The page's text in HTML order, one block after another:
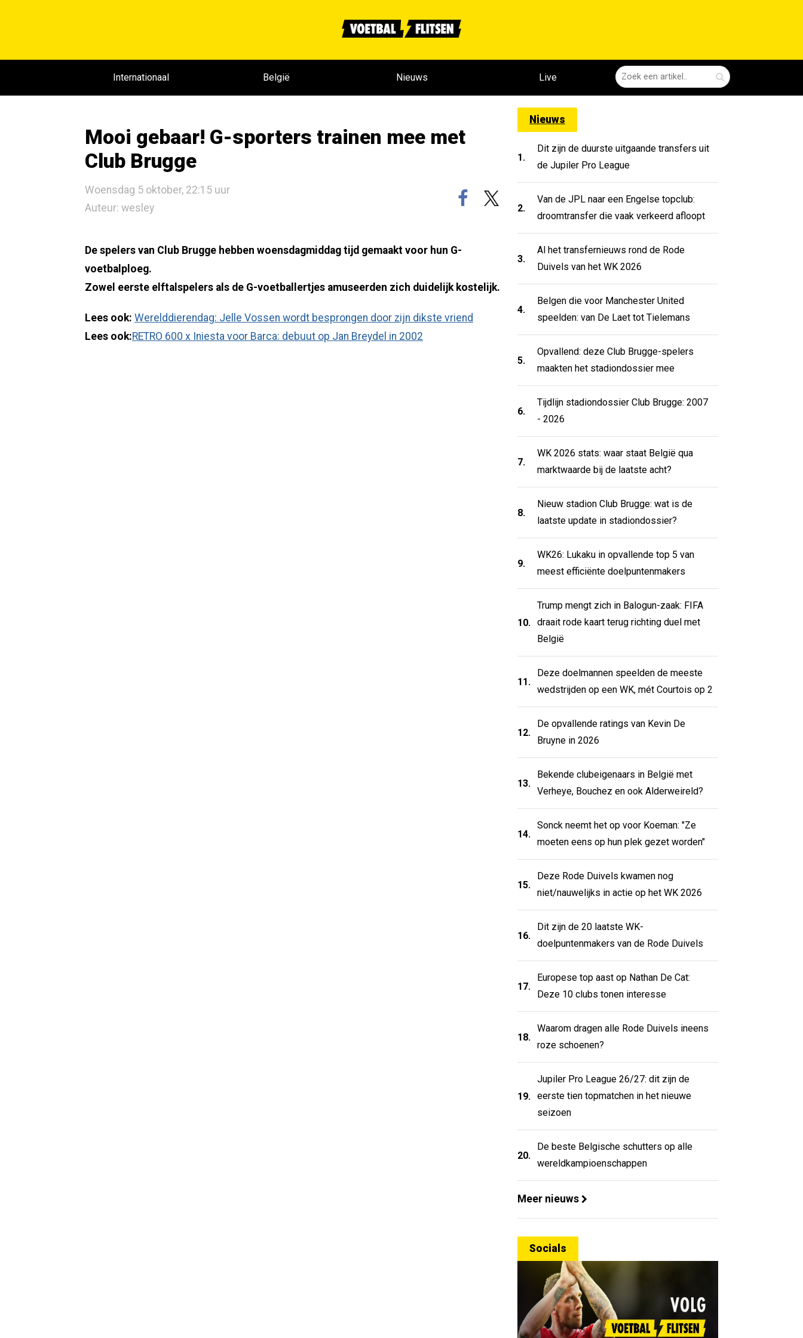
Internationaal België Nieuws Live
Mooi gebaar! G-sporters trainen mee met
Club Brugge
Woensdag 5 oktober, 22:15 uur
Auteur: wesley
De spelers van Club Brugge hebben woensdagmiddag tijd gemaakt voor hun G-
voetbalploeg.
Zowel eerste elftalspelers als de G-voetballertjes amuseerden zich duidelijk kostelijk.
Lees ook: Werelddierendag: Jelle Vossen wordt besprongen door zijn dikste vriend
Lees ook:RETRO 600 x Iniesta voor Barca: debuut op Jan Breydel in 2002
Nieuws
1.
Dit zijn de duurste uitgaande transfers uit
de Jupiler Pro League
2.
Van de JPL naar een Engelse topclub:
droomtransfer die vaak verkeerd afloopt
3.
Al het transfernieuws rond de Rode
Duivels van het WK 2026
4.
Belgen die voor Manchester United
speelden: van De Laet tot Tielemans
5.
Opvallend: deze Club Brugge-spelers
maakten het stadiondossier mee
6.
Tijdlijn stadiondossier Club Brugge: 2007
- 2026
7.
WK 2026 stats: waar staat België qua
marktwaarde bij de laatste acht?
8.
Nieuw stadion Club Brugge: wat is de
laatste update in stadiondossier?
9.
WK26: Lukaku in opvallende top 5 van
meest efficiënte doelpuntenmakers
10.
Trump mengt zich in Balogun-zaak: FIFA
draait rode kaart terug richting duel met
België
11.
Deze doelmannen speelden de meeste
wedstrijden op een WK, mét Courtois op 2
12.
De opvallende ratings van Kevin De
Bruyne in 2026
13.
Bekende clubeigenaars in België met
Verheye, Bouchez en ook Alderweireld?
14.
Sonck neemt het op voor Koeman: "Ze
moeten eens op hun plek gezet worden"
15.
Deze Rode Duivels kwamen nog
niet/nauwelijks in actie op het WK 2026
16.
Dit zijn de 20 laatste WK-
doelpuntenmakers van de Rode Duivels
17.
Europese top aast op Nathan De Cat:
Deze 10 clubs tonen interesse
18.
Waarom dragen alle Rode Duivels ineens
roze schoenen?
19.
Jupiler Pro League 26/27: dit zijn de
eerste tien topmatchen in het nieuwe
seizoen
20.
De beste Belgische schutters op alle
wereldkampioenschappen
Meer nieuws
Socials